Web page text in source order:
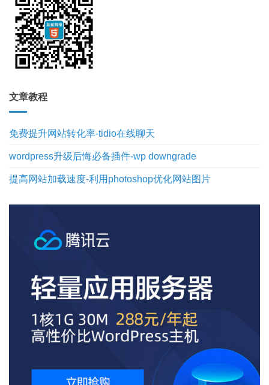
文章教程
免费提升网站转化率-tidio在线聊天
wordpress升级后悔必备插件-wp downgrade
提高网站加载速度-利用photoshop优化网站图片